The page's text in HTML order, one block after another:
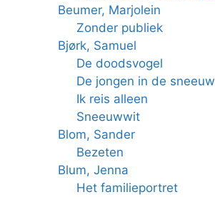
Beumer, Marjolein
Zonder publiek
Bjørk, Samuel
De doodsvogel
De jongen in de sneeuw
Ik reis alleen
Sneeuwwit
Blom, Sander
Bezeten
Blum, Jenna
Het familieportret